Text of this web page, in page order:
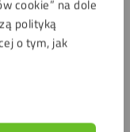
cookie” na dole
polityką
o tym, jak